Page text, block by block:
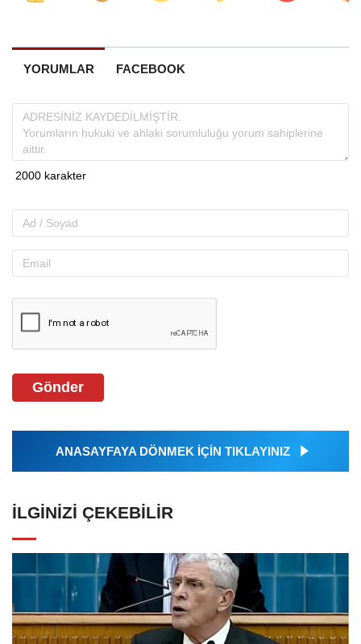
YORUMLAR FACEBOOK
Gönder
ANASAYFAYA DÖNMEK İÇİN TIKLAYINIZ
İLGINIZI ÇEKEBILIR